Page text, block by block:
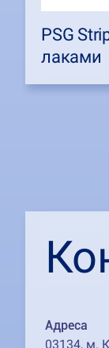
PSG
лаками
Адреса
03134, м.